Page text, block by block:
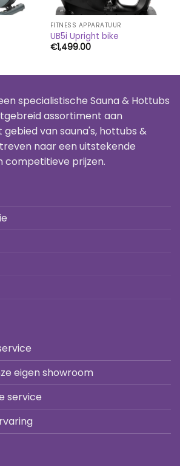
FITNESS APPARATUUR
UB5i Upright bike
€1,499.00
specialistische Sauna & Hottubs
assortiment aan
van sauna's, hottubs &
naar een uitstekende
competitieve prijzen.
eigen showroom
service